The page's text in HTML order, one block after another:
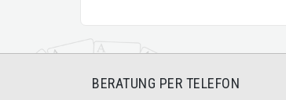
BERATUNG PER TELEFON